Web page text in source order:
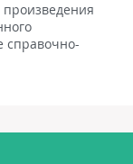
справочно-